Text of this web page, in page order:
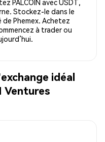
PALCOIN avec USDT,
Stockez-le dans le
Phemex. Achetez
à trader ou
idéal
Ventures